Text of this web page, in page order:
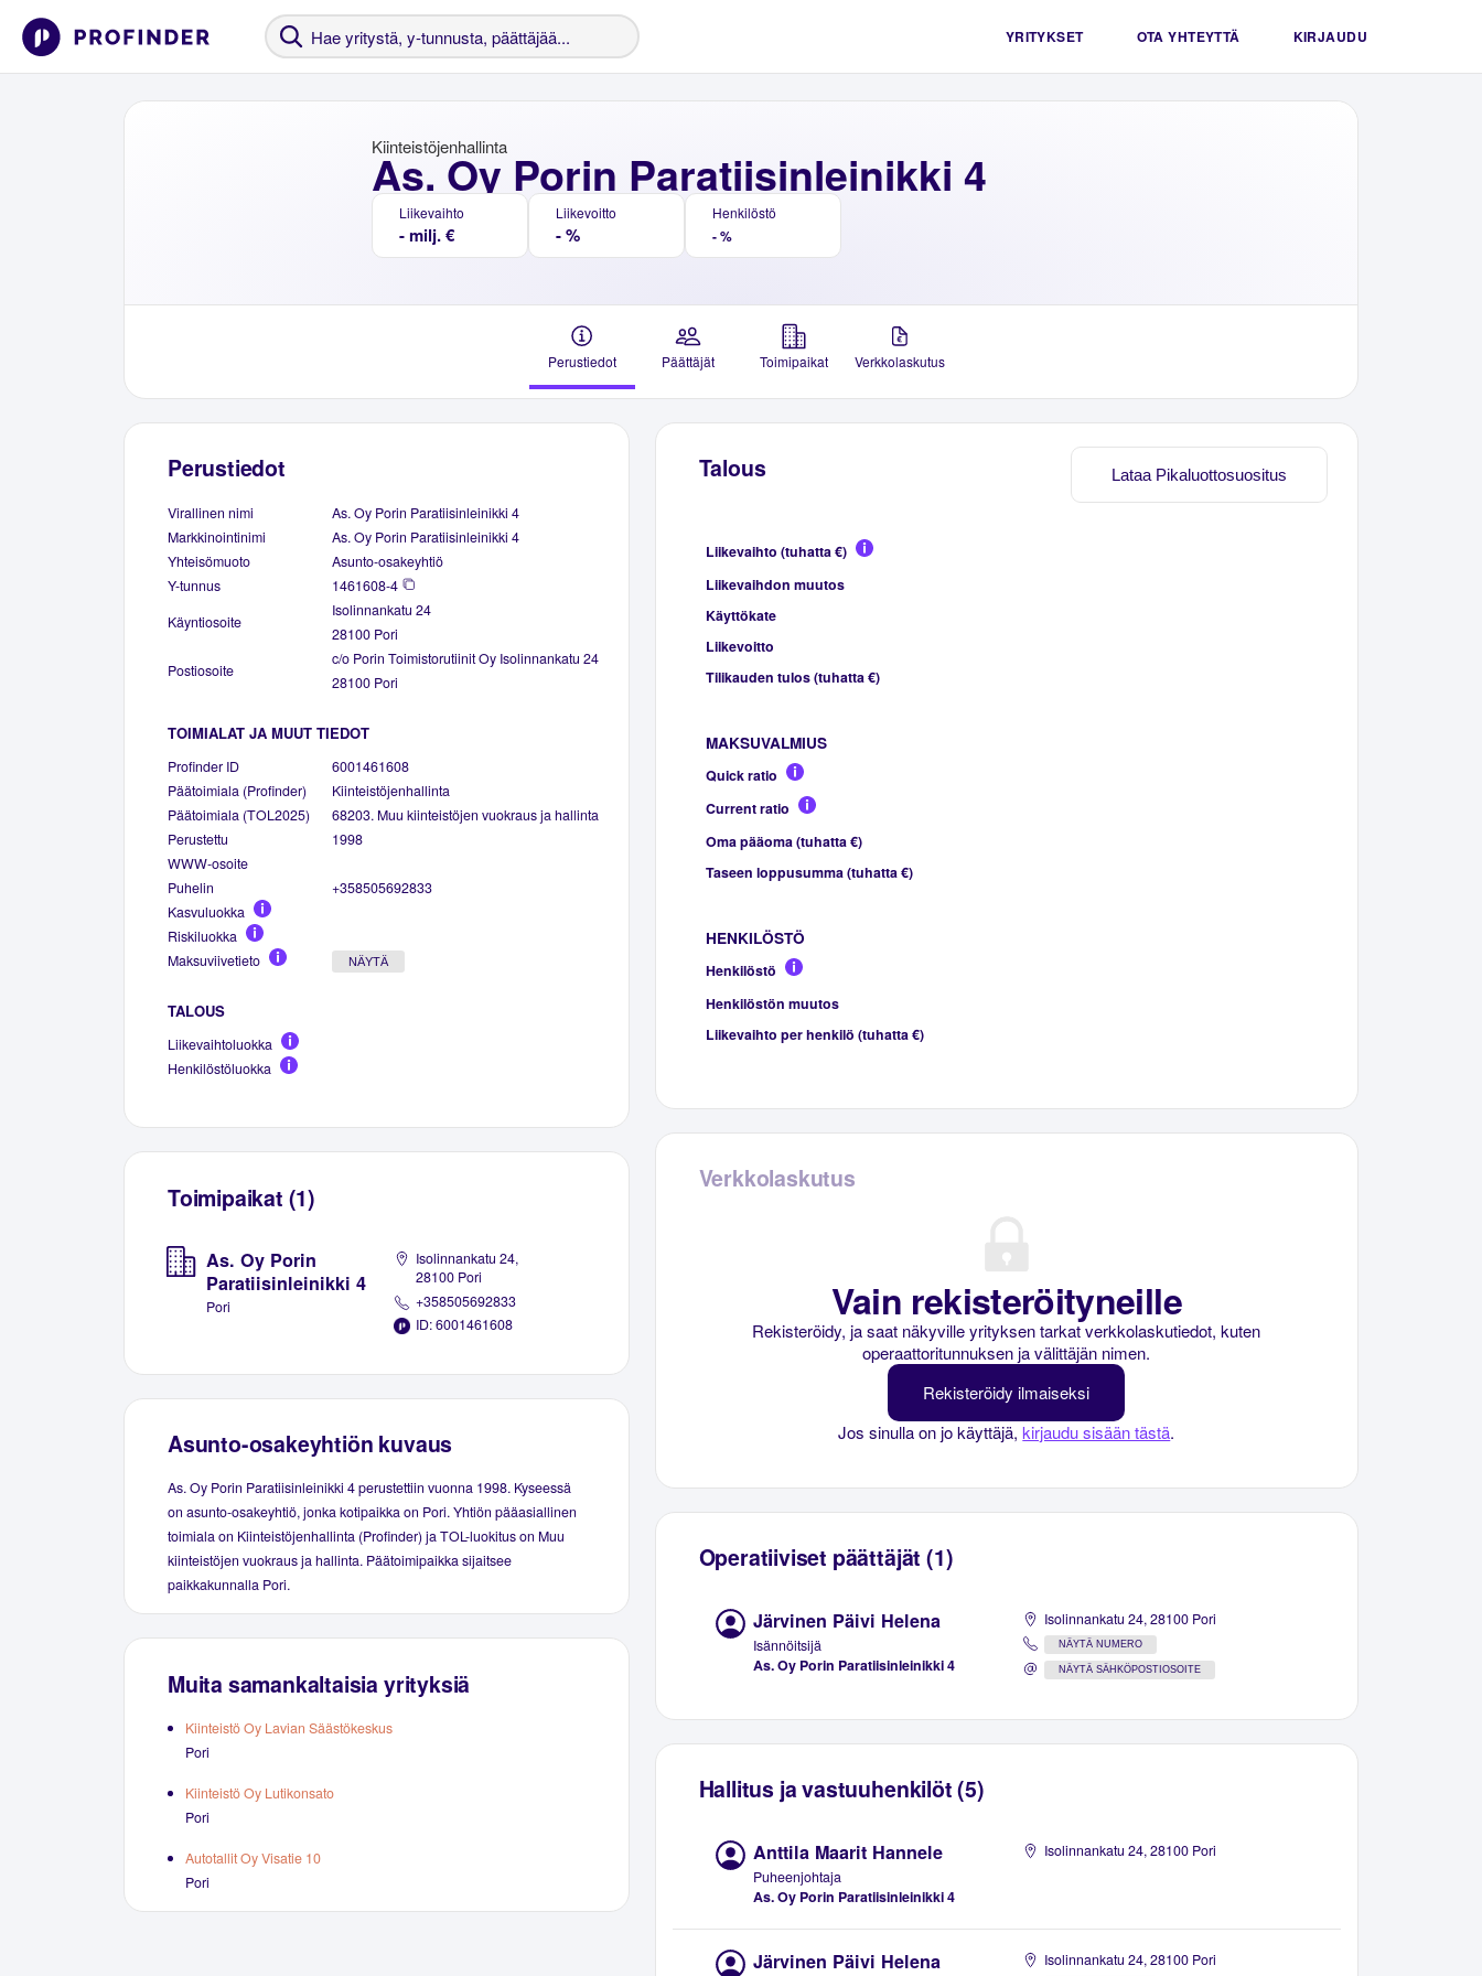
YRITYKSET OTA YHTEYTTÄ KIRJAUDU
As. Oy Porin Paratiisinleinikki 4
Kiinteistöjenhallinta
Liikevaihto
- milj. €
Liikevoitto
- %
Henkilöstö
- %
Perustiedot Päättäjät Toimipaikat Verkkolaskutus
Perustiedot
Virallinen nimi
As. Oy Porin Paratiisinleinikki 4
Markkinointinimi
As. Oy Porin Paratiisinleinikki 4
Yhteisömuoto
Asunto-osakeyhtiö
Y-tunnus
1461608-4
Käyntiosoite
Isolinnankatu 24
28100 Pori
Postiosoite
c/o Porin Toimistorutiinit Oy Isolinnankatu 24
28100 Pori
TOIMIALAT JA MUUT TIEDOT
Profinder ID
6001461608
Päätoimiala (Profinder)
Kiinteistöjenhallinta
Päätoimiala (TOL2025)
68203. Muu kiinteistöjen vuokraus ja hallinta
Perustettu
1998
WWW-osoite
Puhelin
+358505692833
Kasvuluokka
Riskiluokka
Maksuviivetieto
NÄYTÄ
TALOUS
Liikevaihtoluokka
Henkilöstöluokka
Toimipaikat (1)
As. Oy Porin
Paratiisinleinikki 4
Pori
Isolinnankatu 24,
28100 Pori
+358505692833
ID: 6001461608
Asunto-osakeyhtiön kuvaus
As. Oy Porin Paratiisinleinikki 4 perustettiin vuonna 1998. Kyseessä
on asunto-osakeyhtiö, jonka kotipaikka on Pori. Yhtiön pääasiallinen
toimiala on Kiinteistöjenhallinta (Profinder) ja TOL-luokitus on Muu
kiinteistöjen vuokraus ja hallinta. Päätoimipaikka sijaitsee
paikkakunnalla Pori.
Muita samankaltaisia yrityksiä
Kiinteistö Oy Lavian Säästökeskus
Pori
Kiinteistö Oy Lutikonsato
Pori
Autotallit Oy Visatie 10
Pori
Lataa Pikaluottosuositus
Talous
Liikevaihto (tuhatta €)
Liikevaihdon muutos
Käyttökate
Liikevoitto
Tilikauden tulos (tuhatta €)
MAKSUVALMIUS
Quick ratio
Current ratio
Oma pääoma (tuhatta €)
Taseen loppusumma (tuhatta €)
HENKILÖSTÖ
Henkilöstö
Henkilöstön muutos
Liikevaihto per henkilö (tuhatta €)
Verkkolaskutus
Vain rekisteröityneille
Rekisteröidy, ja saat näkyville yrityksen tarkat verkkolaskutiedot, kuten
operaattoritunnuksen ja välittäjän nimen.
Rekisteröidy ilmaiseksi
Jos sinulla on jo käyttäjä,kirjaudu sisään tästä.
Operatiiviset päättäjät (1)
Järvinen Päivi Helena
Isännöitsijä
As. Oy Porin Paratiisinleinikki 4
Isolinnankatu 24, 28100 Pori
NÄYTÄ NUMERO
NÄYTÄ SÄHKÖPOSTIOSOITE
Hallitus ja vastuuhenkilöt (5)
Anttila Maarit Hannele
Puheenjohtaja
As. Oy Porin Paratiisinleinikki 4
Isolinnankatu 24, 28100 Pori
Järvinen Päivi Helena Isolinnankatu 24, 28100 Pori